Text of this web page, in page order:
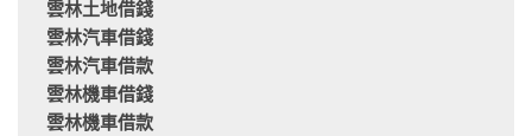
雲林土地借錢
雲林汽車借錢
雲林汽車借款
雲林機車借錢
雲林機車借款